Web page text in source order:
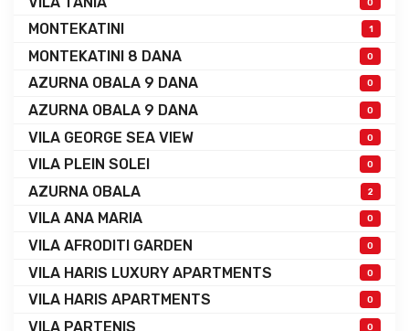
MONTEKATINI 1
MONTEKATINI 8 DANA 0
AZURNA OBALA 9 DANA 0
AZURNA OBALA 9 DANA 0
VILA GEORGE SEA VIEW 0
VILA PLEIN SOLEI 0
AZURNA OBALA 2
VILA ANA MARIA 0
VILA AFRODITI GARDEN 0
VILA HARIS LUXURY APARTMENTS 0
VILA HARIS APARTMENTS 0
VILA PARTENIS 0